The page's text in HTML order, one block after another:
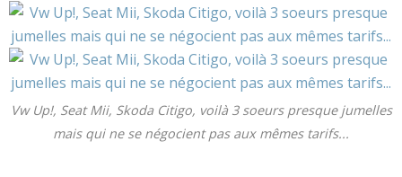
Vw Up!, Seat Mii, Skoda Citigo, voilà 3 soeurs presque jumelles
mais qui ne se négocient pas aux mêmes tarifs...